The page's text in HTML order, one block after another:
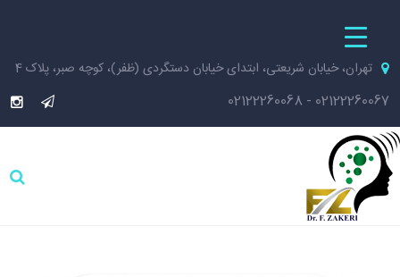
تهران، خیابان شریعتی، ابتدای خیابان دستگردی (ظفر)، کوچه صبر، پلاک 4
02122260067
-
02122260068